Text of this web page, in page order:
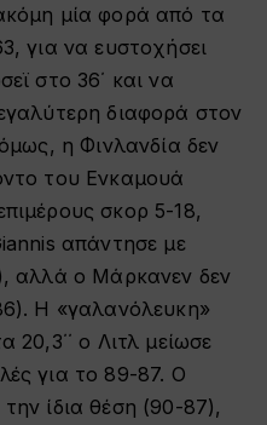
μία φορά από τα
για να ευστοχήσει
στο 36΄ και να
διαφορά στον
η Φινλανδία δεν
του Ενκαμουά
σκορ 5-18,
απάντησε με
αλλά ο Μάρκανεν δεν
Η «γαλανόλευκη»
20,3΄΄ ο Λιτλ μείωσε
για το 89-87. Ο
ίδια θέση (90-87),